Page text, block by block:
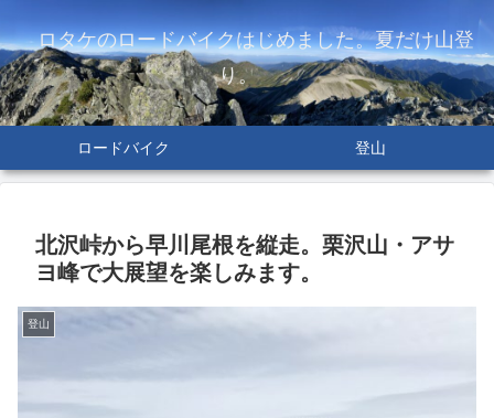
ロタケのロードバイクはじめました。夏だけ山登
り。
ロードバイク 登山
北沢峠から早川尾根を縦走。栗沢山・アサ
ヨ峰で大展望を楽しみます。
登山